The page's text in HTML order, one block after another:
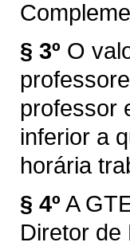
§ 3º O
professor
inferior a
horária
§ 4º A
Diretor de